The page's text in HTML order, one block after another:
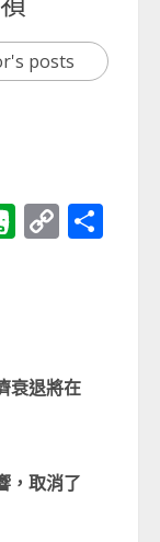
posts
Evernote
Copy
衰退將在
，取消了